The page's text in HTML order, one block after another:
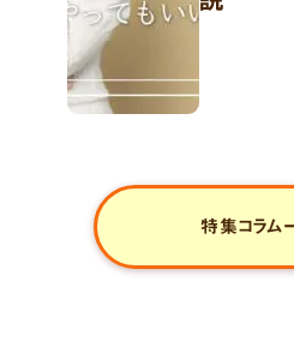
特集コラム